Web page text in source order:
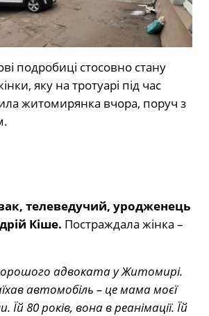
подробиці стосовно стану
яку на тротуарі під час
житомирянка вчора, поруч з
телеведучий, уродженець
Кіше. Постраждала жінка –
адвоката у Житомирі.
автомобіль – це мама моєї
80 років, вона в реанімації. Їй